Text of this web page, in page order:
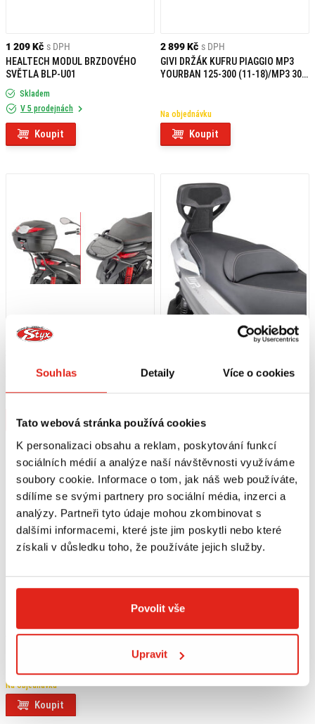
Souhlas Detaily Více o cookies
Tato webová stránka používá cookies
K personalizaci obsahu a reklam, poskytování funkcí
sociálních médií a analýze naší návštěvnosti využíváme
soubory cookie. Informace o tom, jak náš web používáte,
sdílíme se svými partnery pro sociální média, inzerci a
analýzy. Partneři tyto údaje mohou zkombinovat s
dalšími informacemi, které jste jim poskytli nebo které
získali v důsledku toho, že používáte jejich služby.
Povolit vše
Upravit
1 209 Kč s DPH
HEALTECH MODUL BRZDOVÉHO
SVĚTLA BLP-U01
Skladem
V 5 prodejnách
Koupit
2 899 Kč s DPH
GIVI DRŽÁK KUFRU PIAGGIO MP3
YOURBAN 125-300 (11-18)/MP3 300
Na objednávku
Koupit
GIVI DRŽÁK KUFRU PIAGGIO MP3
YOURBAN 125-300 (11-18)/MP3 300
HPE (19-20) SR5600M
Koupit
GIVI OPĚRKA SPOLUJEZDCE
PIAGGIO MP3 YOURBAN TB5600
Koupit
2 099 Kč s DPH
GIVI PLEXI PIAGGIO YOURBAN MP3
Na objednávku
Koupit